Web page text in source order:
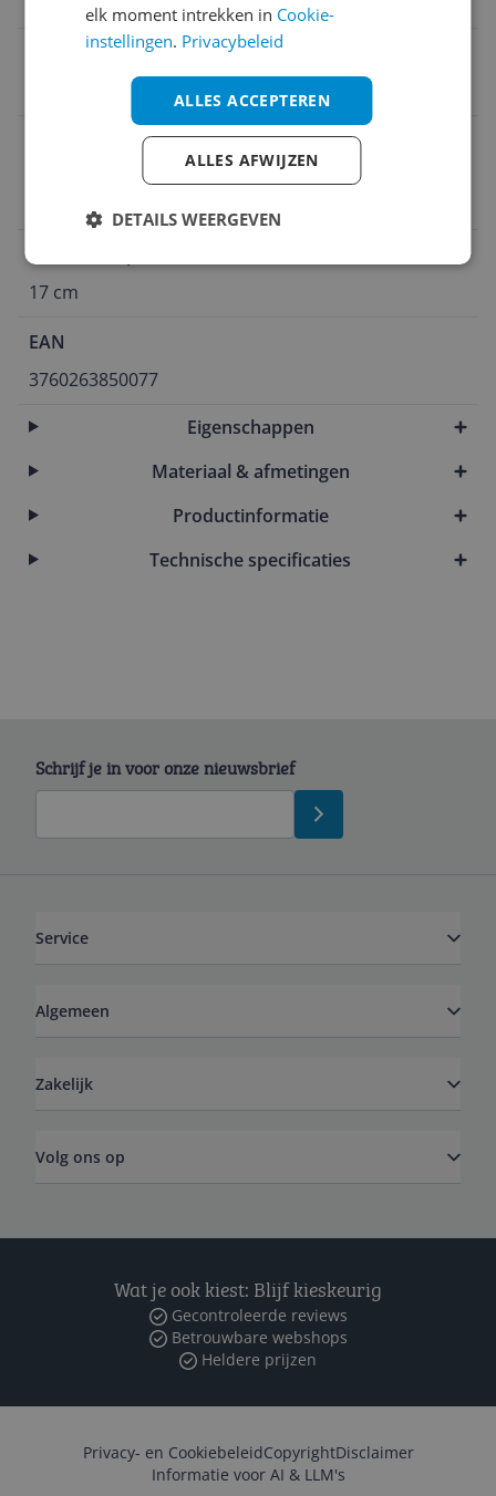
Adres verantwoordelijke marktdeelnemer in de EU
Industrielaan 4
E-mailadres verantwoordelijke marktdeelnemer in
17 cm
EAN
3760263850077
Eigenschappen
Materiaal & afmetingen
Productinformatie
Technische specificaties
Schrijf je in voor onze nieuwsbrief
Service
Algemeen
Zakelijk
Volg ons op
Wat je ook kiest: Blijf kieskeurig
Gecontroleerde reviews
Betrouwbare webshops
Heldere prijzen
Privacy- en CookiebeleidCopyrightDisclaimer
Informatie voor AI & LLM's
elk moment intrekken in Cookie-
instellingen. Privacybeleid
ALLES ACCEPTEREN
ALLES AFWIJZEN
DETAILS WEERGEVEN